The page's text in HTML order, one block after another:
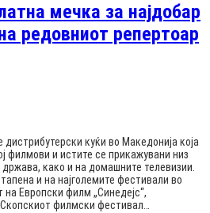
мечка за најдобар
редовниот репертоар
дистрибутерски куќи во Македонија која
филмови и истите се прикажувани низ
како и на домашните телевизии.
и на најголемите фестивали во
Европски филм „Синедејс“,
филмски фестивал…